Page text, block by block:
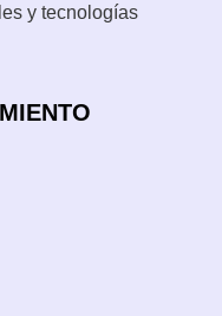
y tecnologías